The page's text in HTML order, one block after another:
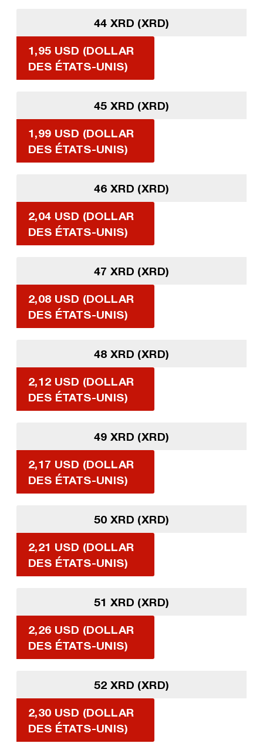
44 XRD (XRD)
1,95 USD (DOLLAR
DES ÉTATS-UNIS)
45 XRD (XRD)
1,99 USD (DOLLAR
DES ÉTATS-UNIS)
46 XRD (XRD)
2,04 USD (DOLLAR
DES ÉTATS-UNIS)
47 XRD (XRD)
2,08 USD (DOLLAR
DES ÉTATS-UNIS)
48 XRD (XRD)
2,12 USD (DOLLAR
DES ÉTATS-UNIS)
49 XRD (XRD)
2,17 USD (DOLLAR
DES ÉTATS-UNIS)
50 XRD (XRD)
2,21 USD (DOLLAR
DES ÉTATS-UNIS)
51 XRD (XRD)
2,26 USD (DOLLAR
DES ÉTATS-UNIS)
52 XRD (XRD)
2,30 USD (DOLLAR
DES ÉTATS-UNIS)